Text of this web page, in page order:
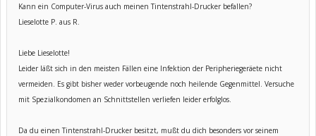
Kann ein Computer-Virus auch meinen Tintenstrahl-Drucker befallen?
Lieselotte P. aus R.
Liebe Lieselotte!
Leider läßt sich in den meisten Fällen eine Infektion der Peripheriegeräete nicht
vermeiden. Es gibt bisher weder vorbeugende noch heilende Gegenmittel. Versuche
mit Spezialkondomen an Schnittstellen verliefen leider erfolglos.
Da du einen Tintenstrahl-Drucker besitzt, mußt du dich besonders vor seinem